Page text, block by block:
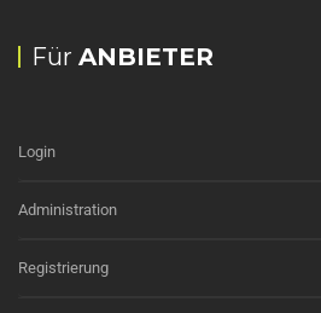
Für ANBIETER
Login
Administration
Registrierung